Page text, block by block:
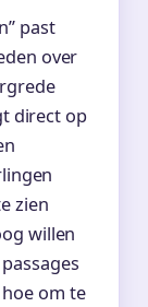
past
over
direct op
zien
willen
om te